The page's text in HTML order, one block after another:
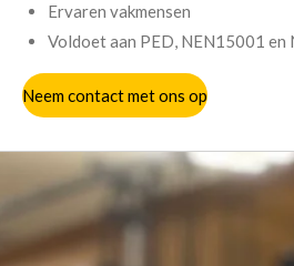
Ervaren vakmensen
Voldoet aan PED, NEN15001 en
Neem contact met ons op